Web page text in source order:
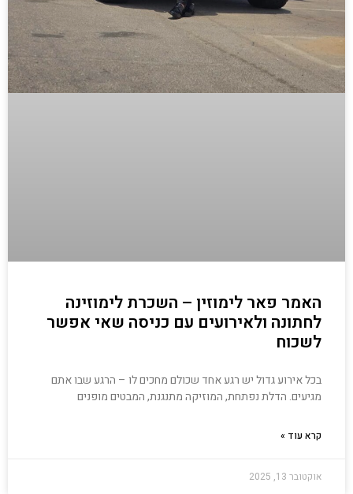
האמר פאר לימוזין – השכרת לימוזינה
לחתונה ולאירועים עם כניסה שאי אפשר
לשכוח
בכל אירוע גדול יש רגע אחד שכולם מחכים לו – הרגע שבו אתם
מגיעים. הדלת נפתחת, המוזיקה מתנגנת, המבטים מופנים
קרא עוד »
אוקטובר 13, 2025